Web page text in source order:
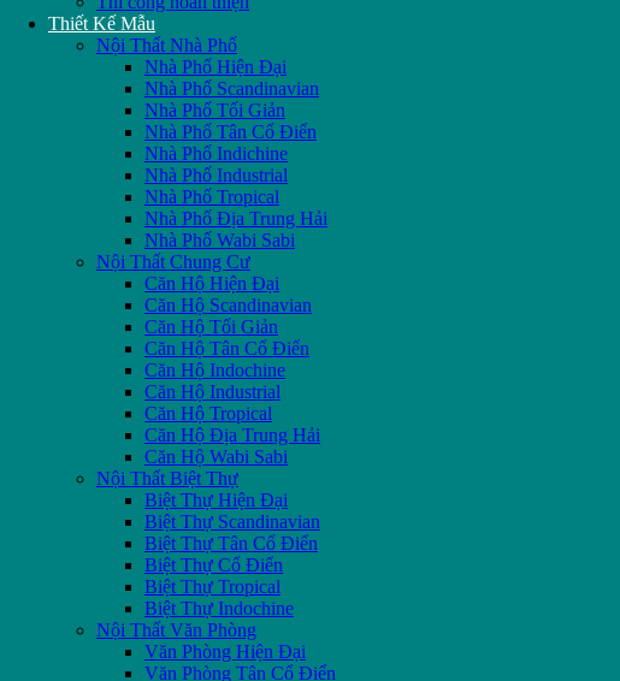
Thiết Kế Mẫu
Nội Thất Nhà Phố
Nhà Phố Hiện Đại
Nhà Phố Scandinavian
Nhà Phố Tối Giản
Nhà Phố Tân Cổ Điển
Nhà Phố Indichine
Nhà Phố Industrial
Nhà Phố Tropical
Nhà Phố Địa Trung Hải
Nhà Phố Wabi Sabi
Nội Thất Chung Cư
Căn Hộ Hiện Đại
Căn Hộ Scandinavian
Căn Hộ Tối Giản
Căn Hộ Tân Cổ Điển
Căn Hộ Indochine
Căn Hộ Industrial
Căn Hộ Tropical
Căn Hộ Địa Trung Hải
Căn Hộ Wabi Sabi
Nội Thất Biệt Thự
Biệt Thự Hiện Đại
Biệt Thự Scandinavian
Biệt Thự Tân Cổ Điển
Biệt Thự Cổ Điển
Biệt Thự Tropical
Biệt Thự Indochine
Nội Thất Văn Phòng
Văn Phòng Hiện Đại
Văn Phòng Tân Cổ Điển